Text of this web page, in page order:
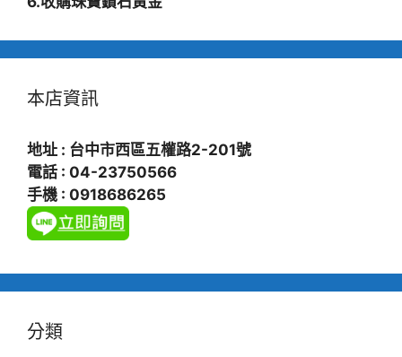
本店資訊
地址 : 台中市西區五權路2-201號
電話 : 04-23750566
手機 : 0918686265
分類